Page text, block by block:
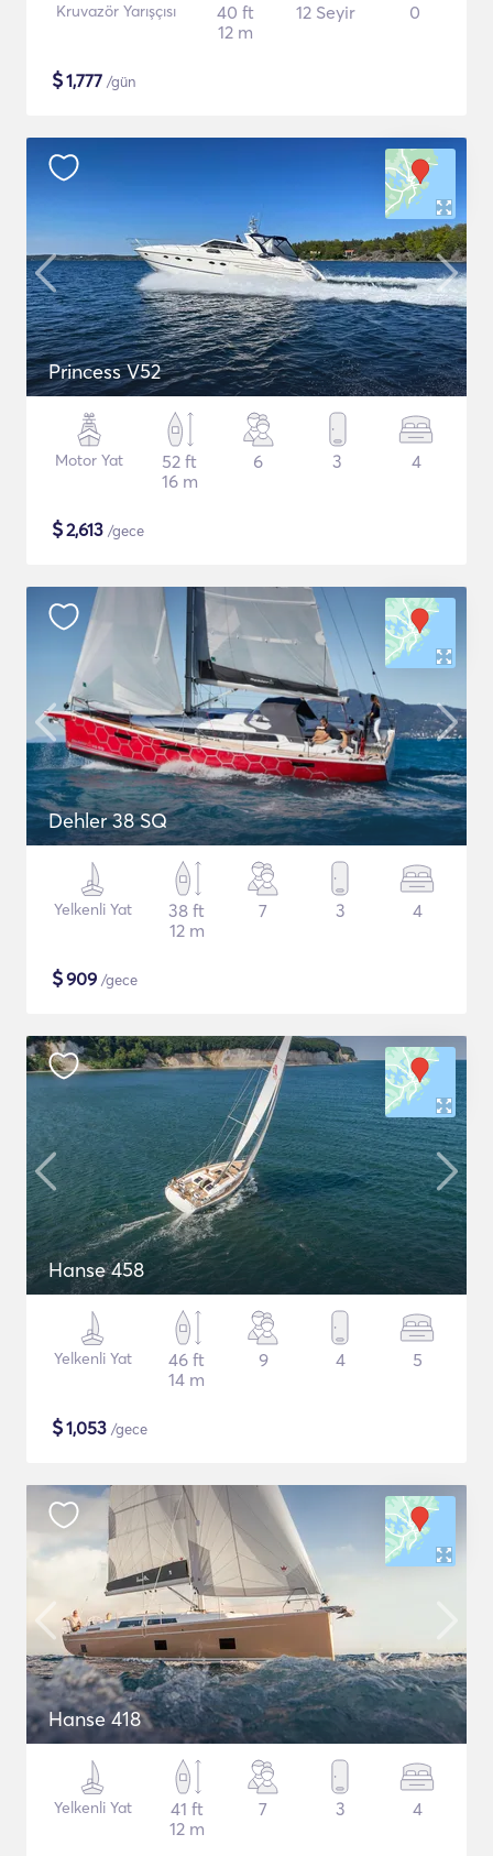
Kruvazör Yarışçısı
40 ft
12 m
12 Seyir 0
$1,777 /gün
Princess V52
Motor Yat
52 ft
16 m
6 3 4
$2,613 /gece
Dehler 38 SQ
Yelkenli Yat
38 ft
12 m
7 3 4
$909 /gece
Hanse 458
Yelkenli Yat
46 ft
14 m
9 4 5
$1,053 /gece
Hanse 418
Yelkenli Yat
41 ft
12 m
7 3 4